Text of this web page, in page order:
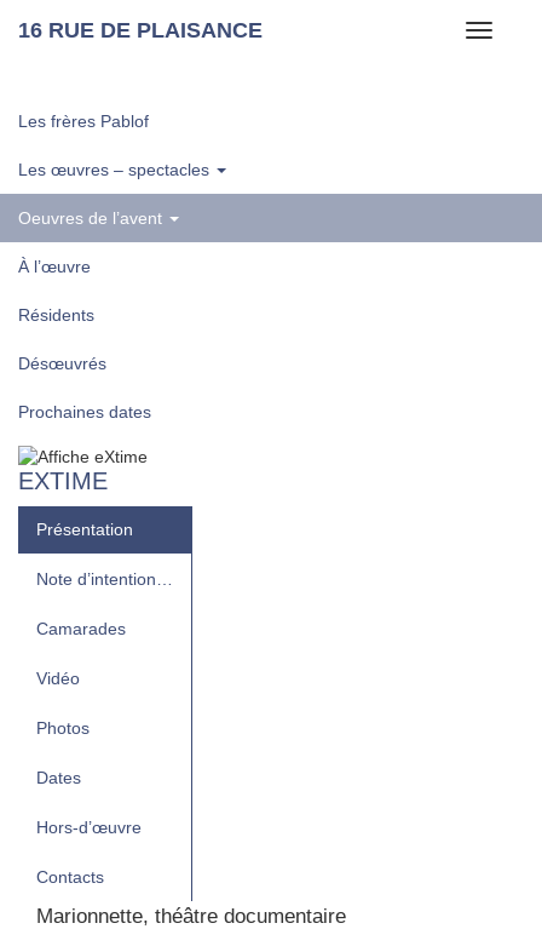
Toggle
16 RUE DE PLAISANCE
Les frères Pablof
Les œuvres – spectacles
Oeuvres de l’avent
À l’œuvre
Résidents
Désœuvrés
Prochaines dates
EXTIME
Présentation
Note d’intention…
Camarades
Vidéo
Photos
Dates
Hors-d’œuvre
Contacts
Marion­nette, théâtre docu­men­taire